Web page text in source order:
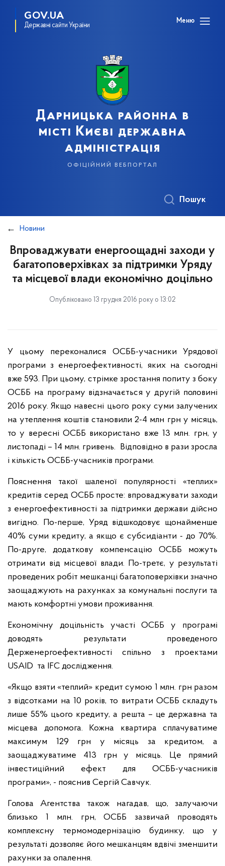
GOV.UA
Державні сайти України
Меню
Дарницька районна в
місті Києві державна
адміністрація
офіційний вебпортал
Пошук
Новини
Впроваджувати енергоощадні заходи у
багатоповерхівках за підтримки Уряду
та місцевої влади економічно доцільно
Опубліковано 13 грудня 2016 року о 13:02
У цьому переконалися ОСББ-учасники Урядової
програми з енергоефективності, яких на сьогодні
вже 593. При цьому, стрімке зростання попиту з боку
ОСББ на програму відзначається у другій половині
2016 року. Якщо навесні цього року суми залучених
на утеплення коштів становили 2-4 млн грн у місяць,
то у вересні ОСББ використано вже 13 млн. грн, у
листопаді – 14 млн. гривень. Відповідно в рази зросла
і кількість ОСББ-учасників програми.
Пояснення такої шаленої популярності «теплих»
кредитів серед ОСББ просте: впроваджувати заходи
з енергоефективності за підтримки держави дійсно
вигідно. По-перше, Уряд відшкодовує щонайменше
40% суми кредиту, а якщо є субсидіанти - до 70%.
По-друге, додаткову компенсацію ОСББ можуть
отримати від місцевої влади. По-третє, у результаті
проведених робіт мешканці багатоповерхівки значно
заощаджують на рахунках за комунальні послуги та
мають комфортні умови проживання.
Економічну доцільність участі ОСББ у програмі
доводять результати проведеного
Держенергоефективності спільно з проектами
USAID та IFC дослідження.
«Якщо взяти «теплий» кредит сумою 1 млн. грн разом
з відсотками на 10 років, то витрати ОСББ складуть
лише 55% цього кредиту, а решта – це державна та
місцева допомога. Кожна квартира сплачуватиме
максимум 129 грн у місяць за кредитом, а
заощаджуватиме 413 грн у місяць. Це прямий
інвестиційний ефект для ОСББ-учасників
програми», - пояснив Сергій Савчук.
Голова Агентства також нагадав, що, залучаючи
близько 1 млн. грн, ОСББ зазвичай проводять
комплексну термомодернізацію будинку, що у
результаті дозволяє його мешканцям вдвічі зменшити
рахунки за опалення.